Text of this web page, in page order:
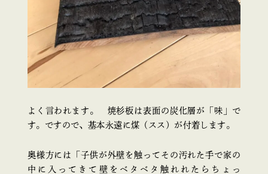
よく言われます。 焼杉板は表面の炭化層が「味」で
す。ですので、基本永遠に煤（スス）が付着します。
奥様方には「子供が外壁を触ってその汚れた手で家の
中に入ってきて壁をベタベタ触れれたらちょっ